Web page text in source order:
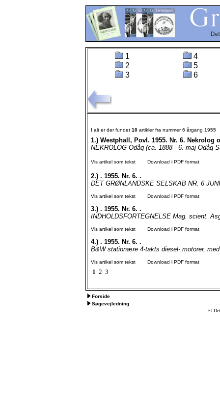
1
2
3
4
5
6
I alt er der fundet 10 artikler fra nummer 6 årgang 1955
1.) Westphall, Povl. 1955. Nr. 6. Nekrolog
NEKROLOG Odåq (ca. 1888 - 6. maj Odåq
Vis artikel som tekst Download i PDF format
2.) . 1955. Nr. 6. .
DET GRØNLANDSKE SELSKAB NR. 6
Vis artikel som tekst Download i PDF format
3.) . 1955. Nr. 6. .
INDHOLDSFORTEGNELSE Mag. scient.
Vis artikel som tekst Download i PDF format
4.) . 1955. Nr. 6. .
B&W stationære 4-takts diesel- motorer,
Vis artikel som tekst Download i PDF format
1 2 3
Forside
Søgevejledning
© Det